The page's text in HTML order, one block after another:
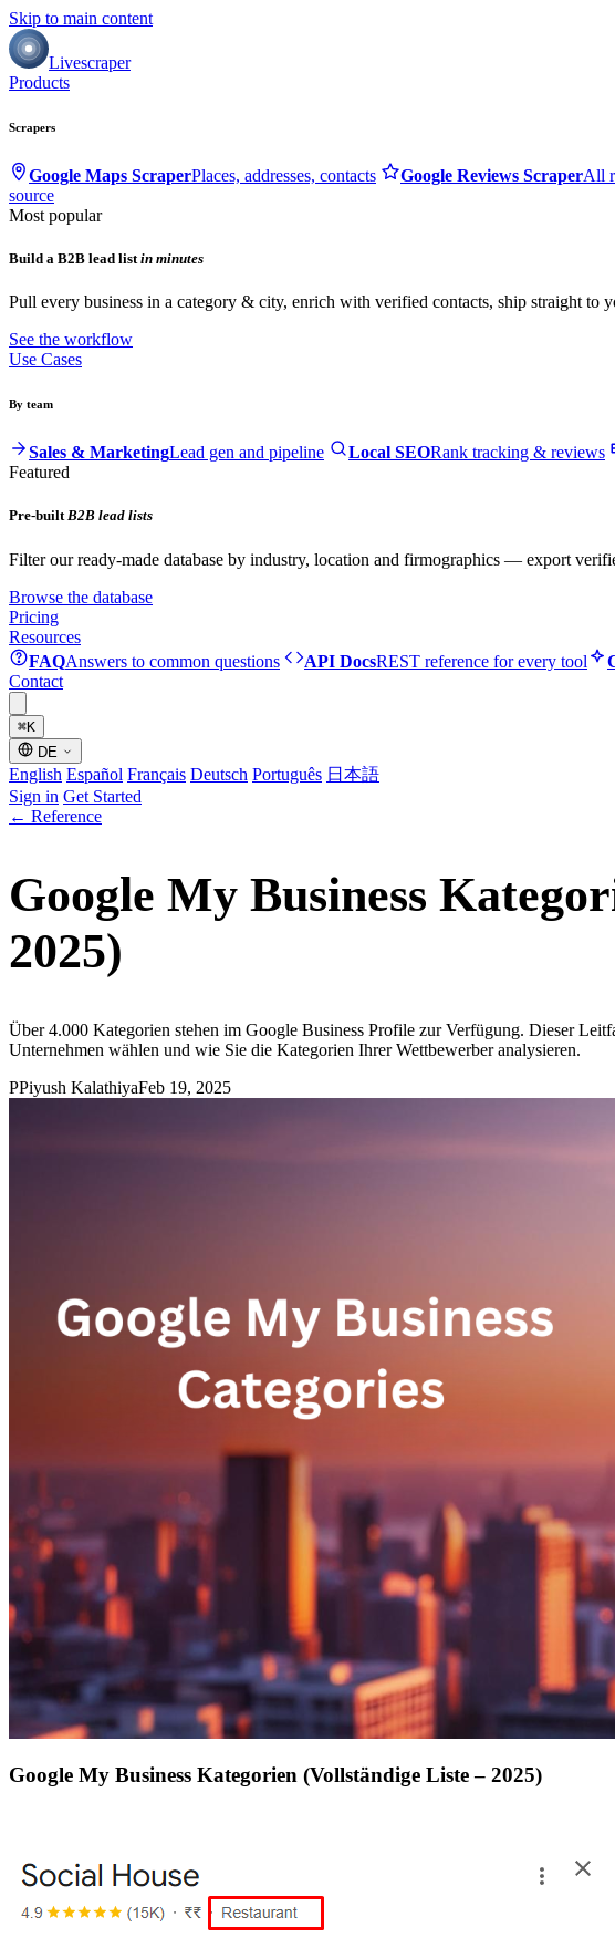
Skip to main content
Livescraper
Products
Scrapers
Google Maps ScraperPlaces, addresses, contacts Google Reviews ScraperAll
source
Most popular
Build a B2B lead listin minutes
Pull every business in a category & city, enrich with verified contacts, ship straight to
See the workflow
Use Cases
By team
Sales & MarketingLead gen and pipeline Local SEORank tracking & reviews
Featured
Pre-builtB2B lead lists
Filter our ready-made database by industry, location and firmographics — export
Browse the database
Pricing
Resources
FAQAnswers to common questions API DocsREST reference for every tool
Contact
⌘K
DE
English Español Français Deutsch Português 日本語
Sign in Get Started
← Reference
Google My Business
2025)
Über 4.000 Kategorien stehen im Google Business Profile zur Verfügung. Dieser
Unternehmen wählen und wie Sie die Kategorien Ihrer Wettbewerber analysieren.
PPiyush KalathiyaFeb 19, 2025
Google My Business Kategorien (Vollständige Liste – 2025)